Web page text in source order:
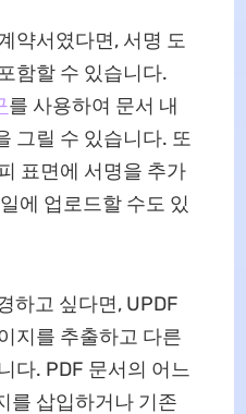
약서였다면, 서명 도
함할 수 있습니다.
를 사용하여 문서 내
그릴 수 있습니다. 또
표면에 서명을 추가
에 업로드할 수도 있
하고 싶다면, UPDF
지를 추출하고 다른
다. PDF 문서의 어느
를 삽입하거나 기존